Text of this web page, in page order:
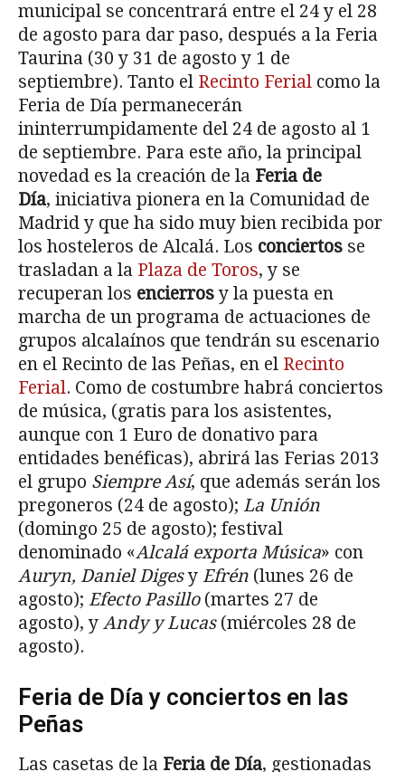
municipal se concentrará entre el 24 y el 28
de agosto para dar paso, después a la Feria
Taurina (30 y 31 de agosto y 1 de
septiembre). Tanto el Recinto Ferial como la
Feria de Día permanecerán
ininterrumpidamente del 24 de agosto al 1
de septiembre. Para este año, la principal
novedad es la creación de la Feria de
Día, iniciativa pionera en la Comunidad de
Madrid y que ha sido muy bien recibida por
los hosteleros de Alcalá. Los conciertos se
trasladan a la Plaza de Toros, y se
recuperan los encierrosy la puesta en
marcha de un programa de actuaciones de
grupos alcalaínos que tendrán su escenario
en el Recinto de las Peñas, en el Recinto
Ferial. Como de costumbre habrá conciertos
de música, (gratis para los asistentes,
aunque con 1 Euro de donativo para
entidades benéficas), abrirá las Ferias 2013
el grupo Siempre Así, que además serán los
pregoneros (24 de agosto); La Unión
(domingo 25 de agosto); festival
denominado «Alcalá exporta Música» con
Auryn, Daniel Digesy Efrén (lunes 26 de
agosto); Efecto Pasillo(martes 27 de
agosto), y Andy y Lucas(miércoles 28 de
agosto).
Feria de Día y conciertos en las
Peñas
Las casetas de la Feria de Día, gestionadas